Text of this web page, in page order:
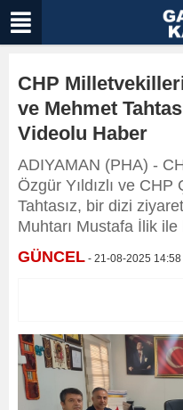
CHP
ve Mehmet
Videolu Haber
ADIYAMAN (PHA) -
Özgür Yıldızlı ve
Tahtasız, bir dizi
Muhtarı Mustafa İlik
GÜNCEL - 21-08-2025 14:58